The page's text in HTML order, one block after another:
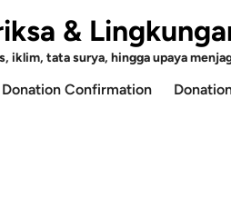
&
iklim, tata surya, hingga upaya
Donation Confirmation